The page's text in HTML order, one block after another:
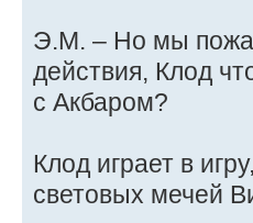
Э.М. – Но мы
действия, Клод
с Акбаром?
Клод играет в
световых мечей